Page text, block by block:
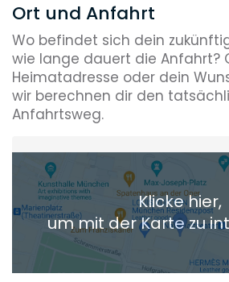
Ort und Anfahrt
Wo befindet sich dein
wie lange dauert die Anfahrt?
Heimatadresse oder dein
wir berechnen dir den
Anfahrtsweg.
Heimatadresse oder Wunschort
+ Aktuellen Standort hinzufügen
Die berechneten Anreisezeiten
Verkehrsdaten eines typischen
Klicke hier,
um mit der Karte zu